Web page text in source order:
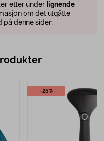
etter under lignende
om det utgåtte
på denne siden.
-25%